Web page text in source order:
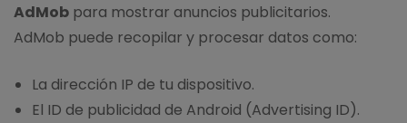
AdMob para mostrar anuncios publicitarios.
AdMob puede recopilar y procesar datos como:
La dirección IP de tu dispositivo.
El ID de publicidad de Android (Advertising ID).